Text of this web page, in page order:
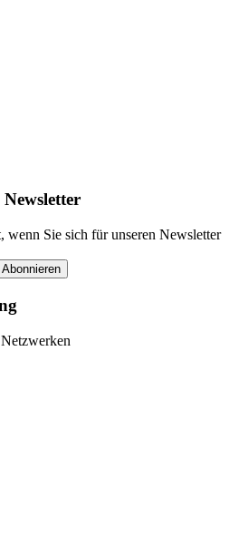
wenn Sie sich für unseren Newsletter
Abonnieren